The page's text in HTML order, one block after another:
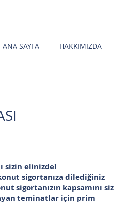
ANA SAYFA HAKKIMIZDA
sizin elinizde!
sigortanıza dilediğiniz
sigortanızın kapsamını siz
teminatlar için prim